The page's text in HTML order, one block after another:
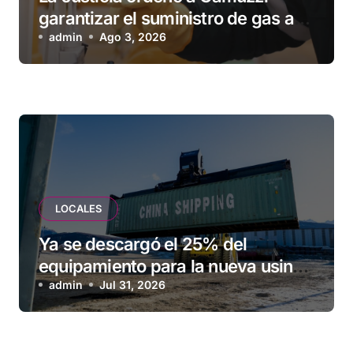
garantizar el suministro de gas a
una familia de Tolhuin
admin Ago 3, 2026
LOCALES
Ya se descargó el 25% del
equipamiento para la nueva usina
de Ushuaia
admin Jul 31, 2026